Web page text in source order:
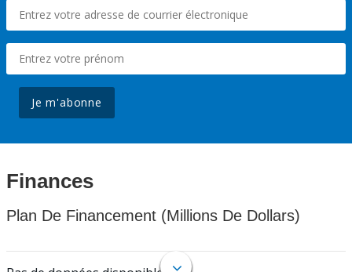
Je m'abonne
Finances
Plan De Financement (Millions De Dollars)